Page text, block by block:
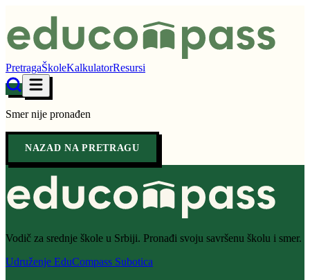
PretragaŠkoleKalkulatorResursi
Smer nije pronađen
NAZAD NA PRETRAGU
Vodič za srednje škole u Srbiji. Pronađi svoju savršenu školu i smer.
Udruženje EduCompass Subotica